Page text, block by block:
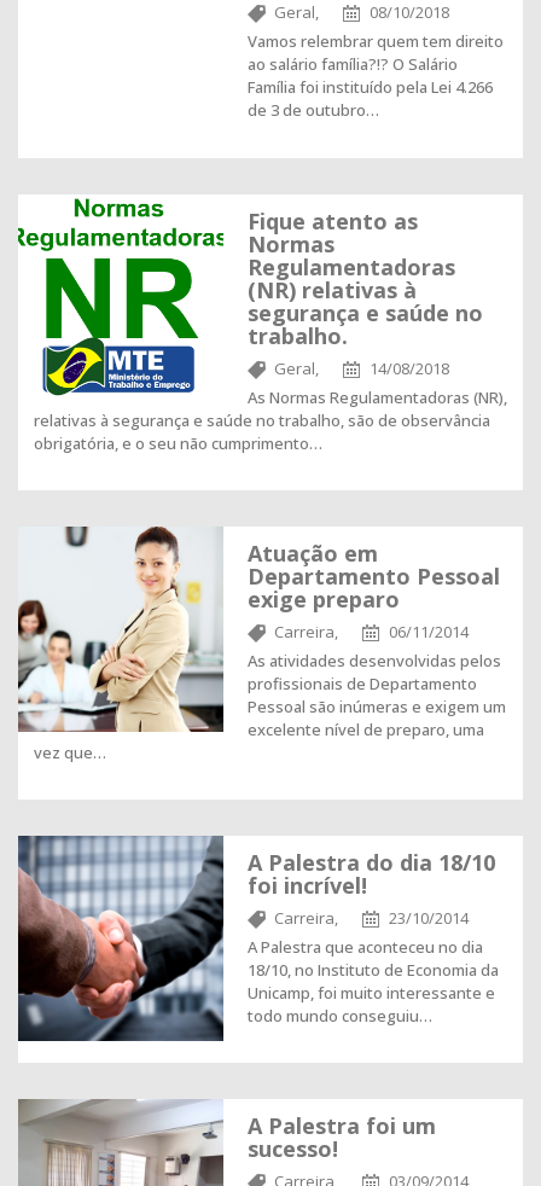
Geral,
08/10/2018
Vamos relembrar quem tem direito
ao salário família?!? O Salário
Família foi instituído pela Lei 4.266
de 3 de outubro…
Fique atento as
Normas
Regulamentadoras
(NR) relativas à
segurança e saúde no
trabalho.
Geral,
14/08/2018
As Normas Regulamentadoras (NR),
relativas à segurança e saúde no trabalho, são de observância
obrigatória, e o seu não cumprimento…
Atuação em
Departamento Pessoal
exige preparo
Carreira,
06/11/2014
As atividades desenvolvidas pelos
profissionais de Departamento
Pessoal são inúmeras e exigem um
excelente nível de preparo, uma
vez que…
A Palestra do dia 18/10
foi incrível!
Carreira,
23/10/2014
A Palestra que aconteceu no dia
18/10, no Instituto de Economia da
Unicamp, foi muito interessante e
todo mundo conseguiu…
A Palestra foi um
sucesso!
Carreira, 03/09/2014